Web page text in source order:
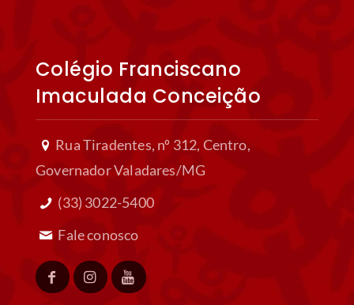
Colégio Franciscano
Imaculada Conceição
Rua Tiradentes, nº 312, Centro,
Governador Valadares/MG
(33) 3022-5400
Fale conosco